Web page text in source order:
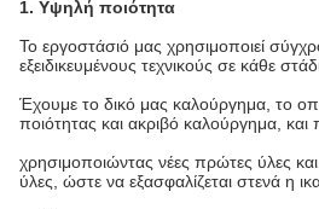
1. Υψηλή ποιότητα
Το εργοστάσιό μας χρησιμοποιεί
εξειδικευμένους τεχνικούς σε κάθε
Έχουμε το δικό μας καλούργημα, το
ποιότητας και ακριβό καλούργημα,
χρησιμοποιώντας νέες πρώτες ύλες
ύλες, ώστε να εξασφαλίζεται στενά η